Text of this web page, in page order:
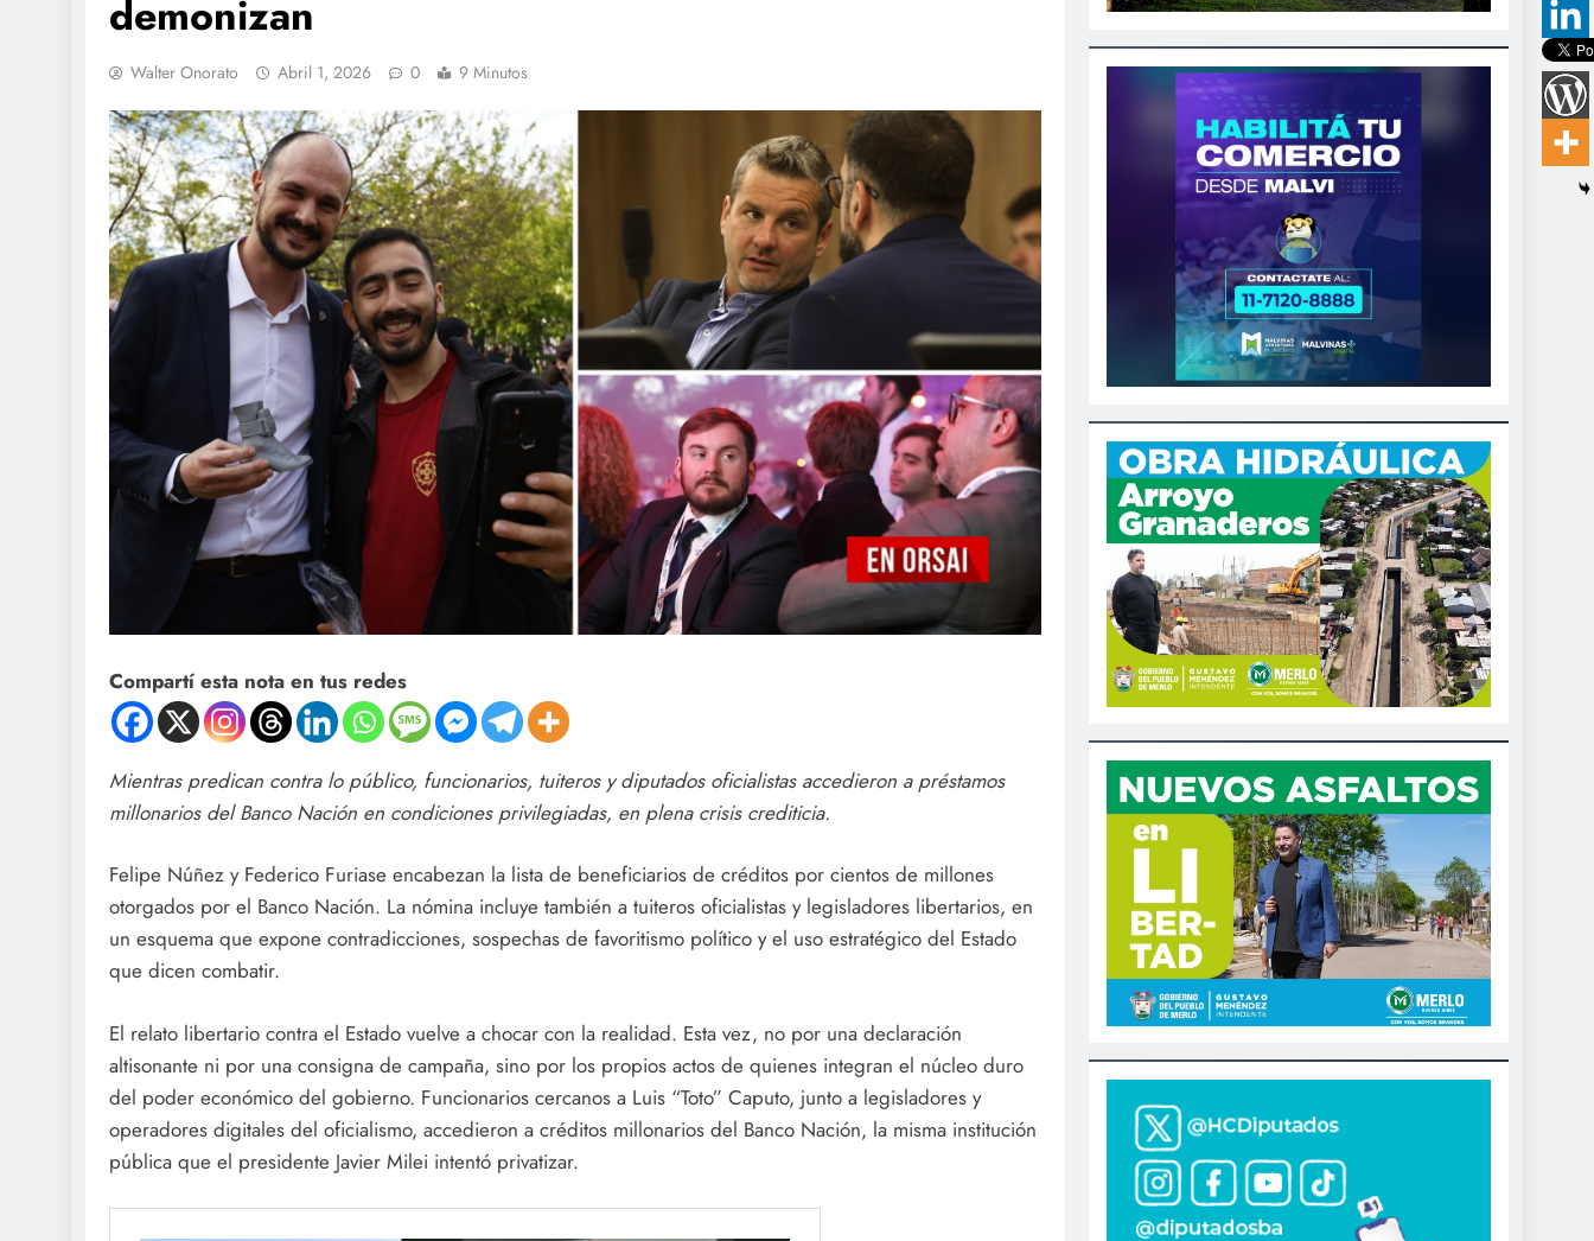
demonizan
Walter Onorato Abril 1, 2026 0 9 Minutos
Compartí esta nota en tus redes
Mientras predican contra lo público, funcionarios, tuiteros y diputados oficialistas accedieron a préstamos
millonarios del Banco Nación en condiciones privilegiadas, en plena crisis crediticia.
Felipe Núñez y Federico Furiase encabezan la lista de beneficiarios de créditos por cientos de millones
otorgados por el Banco Nación. La nómina incluye también a tuiteros oficialistas y legisladores libertarios, en
un esquema que expone contradicciones, sospechas de favoritismo político y el uso estratégico del Estado
que dicen combatir.
El relato libertario contra el Estado vuelve a chocar con la realidad. Esta vez, no por una declaración
altisonante ni por una consigna de campaña, sino por los propios actos de quienes integran el núcleo duro
del poder económico del gobierno. Funcionarios cercanos a Luis “Toto” Caputo, junto a legisladores y
operadores digitales del oficialismo, accedieron a créditos millonarios del Banco Nación, la misma institución
pública que el presidente Javier Milei intentó privatizar.